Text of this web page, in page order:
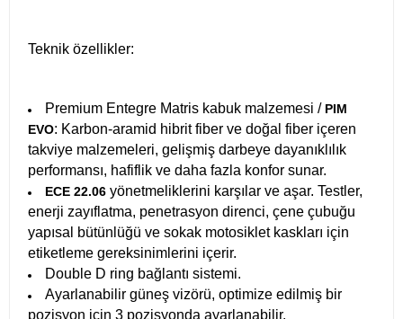
Teknik özellikler:
Premium Entegre Matris kabuk malzemesi / PIM
EVO: Karbon-aramid hibrit fiber ve doğal fiber içeren
takviye malzemeleri, gelişmiş darbeye dayanıklılık
performansı, hafiflik ve daha fazla konfor sunar.
ECE 22.06 yönetmeliklerini karşılar ve aşar. Testler,
enerji zayıflatma, penetrasyon direnci, çene çubuğu
yapısal bütünlüğü ve sokak motosiklet kaskları için
etiketleme gereksinimlerini içerir.
Double D ring bağlantı sistemi.
Ayarlanabilir güneş vizörü, optimize edilmiş bir
pozisyon için 3 pozisyonda ayarlanabilir.